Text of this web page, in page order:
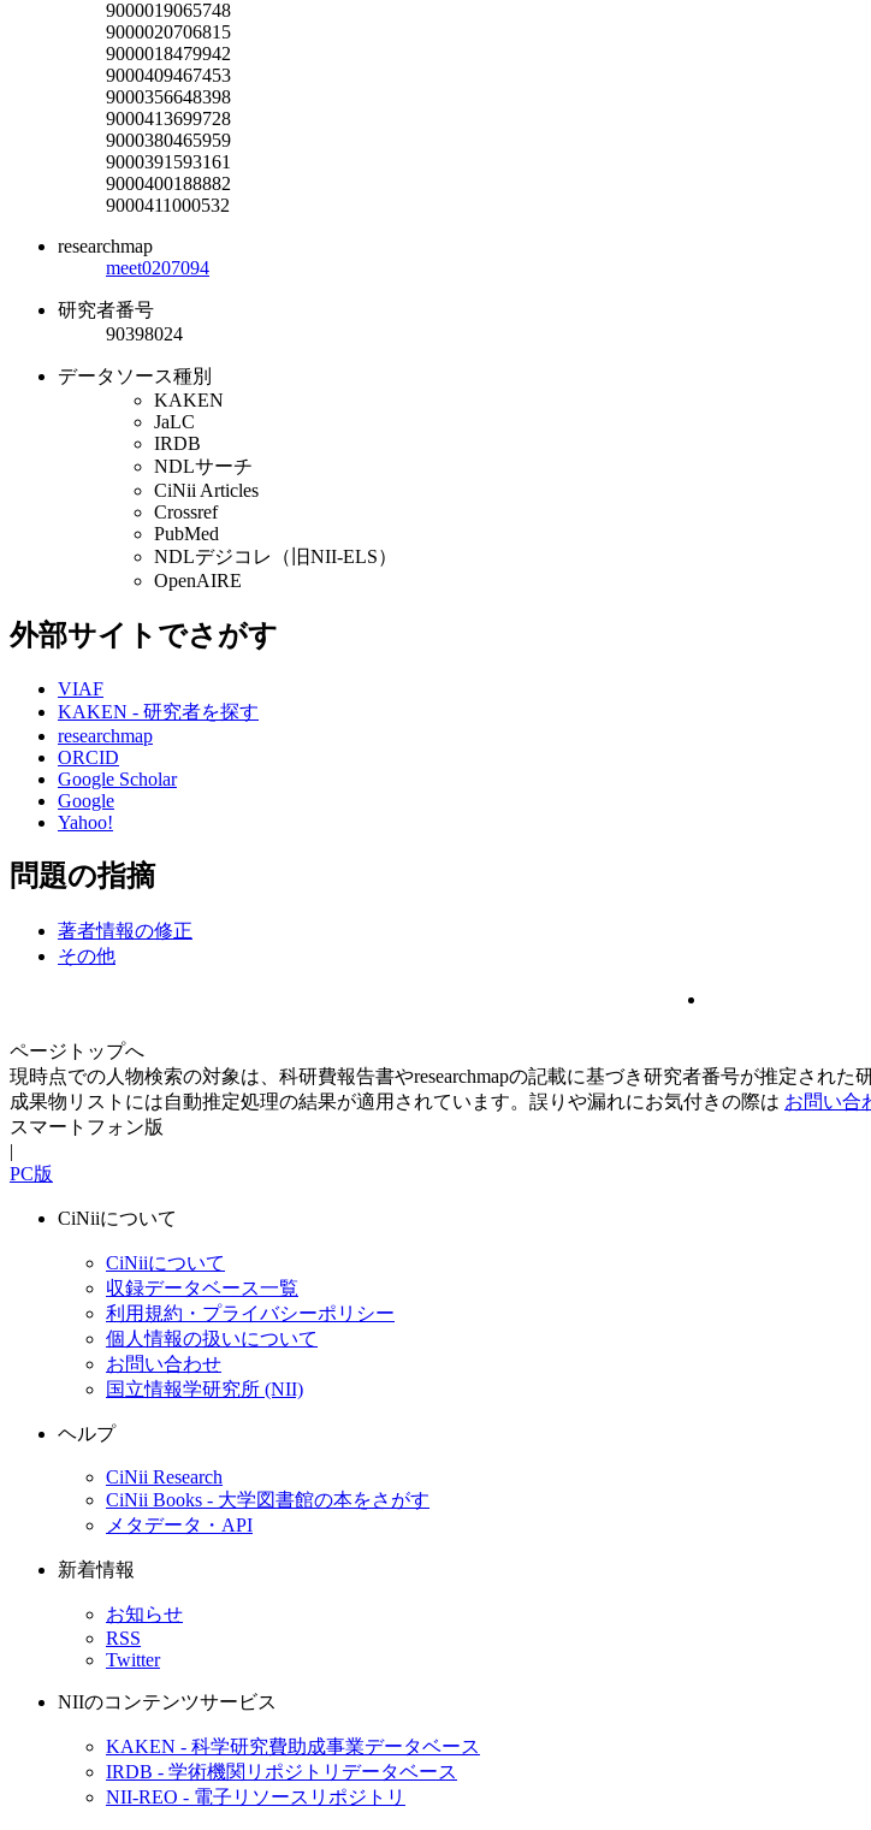
9000019065748
9000020706815
9000018479942
9000409467453
9000356648398
9000413699728
9000380465959
9000391593161
9000400188882
9000411000532
researchmap
meet0207094
研究者番号
90398024
データソース種別
KAKEN
JaLC
IRDB
NDLサーチ
CiNii Articles
Crossref
PubMed
NDLデジコレ（旧NII-ELS）
OpenAIRE
外部サイトでさがす
VIAF
KAKEN - 研究者を探す
researchmap
ORCID
Google Scholar
Google
Yahoo!
問題の指摘
著者情報の修正
その他
ページトップへ
現時点での人物検索の対象は、科研費報告書やresearchmapの記載に基づき研究者番号が推定された
成果物リストには自動推定処理の結果が適用されています。誤りや漏れにお気付きの際は お問い合
スマートフォン版
|
PC版
CiNiiについて
CiNiiについて
収録データベース一覧
利用規約・プライバシーポリシー
個人情報の扱いについて
お問い合わせ
国立情報学研究所 (NII)
ヘルプ
CiNii Research
CiNii Books - 大学図書館の本をさがす
メタデータ・API
新着情報
お知らせ
RSS
Twitter
NIIのコンテンツサービス
KAKEN - 科学研究費助成事業データベース
IRDB - 学術機関リポジトリデータベース
NII-REO - 電子リソースリポジトリ